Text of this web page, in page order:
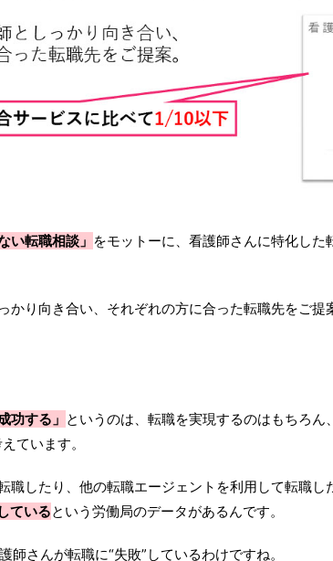
い転職相談」 をモットーに、看護師さんに特化し
かり向き合い、それぞれの方に合った転職先をご提
功する」 というのは、転職を実現するのはもちろん、
ています。
職したり、他の転職エージェントを利用して転職し
ているという労働局のデータがあるんです。
師さんが転職に“失敗”しているわけですね。